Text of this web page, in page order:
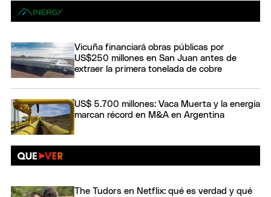
Vicuña financiará obras públicas por
US$250 millones en San Juan antes de
extraer la primera tonelada de cobre
US$ 5.700 millones: Vaca Muerta y la energía
marcan récord en M&A en Argentina
The Tudors en Netflix: qué es verdad y qué